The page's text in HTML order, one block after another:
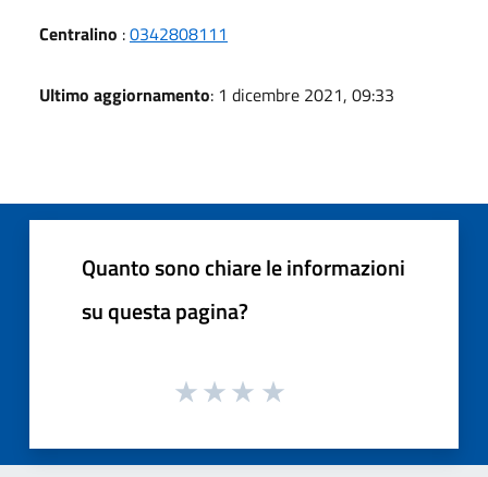
Centralino :0342808111
Ultimo aggiornamento: 1 dicembre 2021, 09:33
Quanto sono chiare le informazioni
su questa pagina?